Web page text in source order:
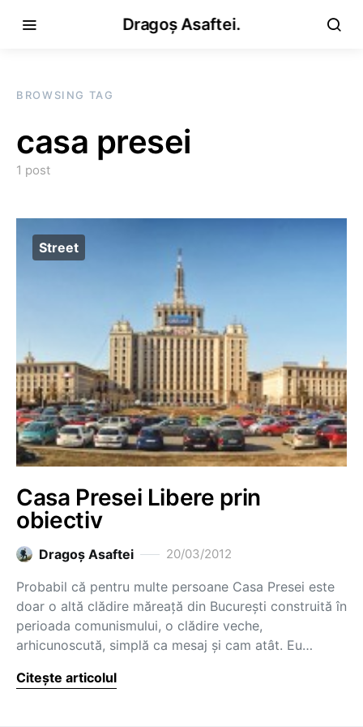
Dragoș Asaftei.
BROWSING TAG
casa presei
1 post
Street
Casa Presei Libere prin
obiectiv
Dragoş Asaftei 20/03/2012
Probabil că pentru multe persoane Casa Presei este
doar o altă clădire măreață din București construită în
perioada comunismului, o clădire veche,
arhicunoscută, simplă ca mesaj și cam atât. Eu…
Citește articolul